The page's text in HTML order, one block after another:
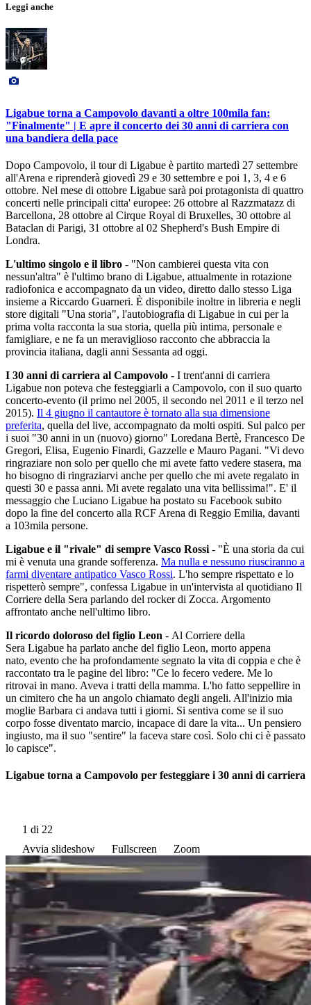
Leggi anche
Ligabue torna a Campovolo davanti a oltre 100mila fan:
"Finalmente" | E apre il concerto dei 30 anni di carriera con
una bandiera della pace
Dopo Campovolo, il tour di Ligabue è partito martedì 27 settembre
all'Arena e riprenderà giovedì 29 e 30 settembre e poi 1, 3, 4 e 6
ottobre. Nel mese di ottobre Ligabue sarà poi protagonista di quattro
concerti nelle principali citta' europee: 26 ottobre al Razzmatazz di
Barcellona, 28 ottobre al Cirque Royal di Bruxelles, 30 ottobre al
Bataclan di Parigi, 31 ottobre al 02 Shepherd's Bush Empire di
Londra.
L'ultimo singolo e il libro - "Non cambierei questa vita con
nessun'altra" è l'ultimo brano di Ligabue, attualmente in rotazione
radiofonica e accompagnato da un video, diretto dallo stesso Liga
insieme a Riccardo Guarneri. È disponibile inoltre in libreria e negli
store digitali "Una storia", l'autobiografia di Ligabue in cui per la
prima volta racconta la sua storia, quella più intima, personale e
famigliare, e ne fa un meraviglioso racconto che abbraccia la
provincia italiana, dagli anni Sessanta ad oggi.
I 30 anni di carriera al Campovolo - I trent'anni di carriera
Ligabue non poteva che festeggiarli a Campovolo, con il suo quarto
concerto-evento (il primo nel 2005, il secondo nel 2011 e il terzo nel
2015). Il 4 giugno il cantautore è tornato alla sua dimensione
preferita, quella del live, accompagnato da molti ospiti. Sul palco per
i suoi "30 anni in un (nuovo) giorno" Loredana Bertè, Francesco De
Gregori, Elisa, Eugenio Finardi, Gazzelle e Mauro Pagani. "Vi devo
ringraziare non solo per quello che mi avete fatto vedere stasera, ma
ho bisogno di ringraziarvi anche per quello che mi avete regalato in
questi 30 e passa anni. Mi avete regalato una vita bellissima!". E' il
messaggio che Luciano Ligabue ha postato su Facebook subito
dopo la fine del concerto alla RCF Arena di Reggio Emilia, davanti
a 103mila persone.
Ligabue e il "rivale" di sempre Vasco Rossi - "È una storia da cui
mi è venuta una grande sofferenza. Ma nulla e nessuno riusciranno a
farmi diventare antipatico Vasco Rossi. L'ho sempre rispettato e lo
rispetterò sempre", confessa Ligabue in un'intervista al quotidiano Il
Corriere della Sera parlando del rocker di Zocca. Argomento
affrontato anche nell'ultimo libro.
Il ricordo doloroso del figlio Leon - Al Corriere della
Sera Ligabue ha parlato anche del figlio Leon, morto appena
nato, evento che ha profondamente segnato la vita di coppia e che è
raccontato tra le pagine del libro: "Ce lo fecero vedere. Me lo
ritrovai in mano. Aveva i tratti della mamma. L'ho fatto seppellire in
un cimitero che ha un angolo chiamato degli angeli. All'inizio mia
moglie Barbara ci andava tutti i giorni. Si sentiva come se il suo
corpo fosse diventato marcio, incapace di dare la vita... Un pensiero
ingiusto, ma il suo "sentire" la faceva stare così. Solo chi ci è passato
lo capisce".
Ligabue torna a Campovolo per festeggiare i 30 anni di carriera
1 di 22
Avvia slideshow
Fullscreen Zoom